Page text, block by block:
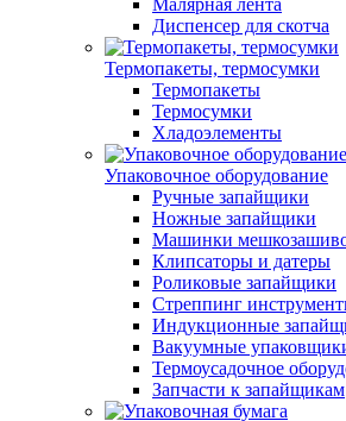
Малярная лента
Диспенсер для скотча
Термопакеты, термосумки
Термопакеты
Термосумки
Хладоэлементы
Упаковочное оборудование
Ручные запайщики
Ножные запайщики
Машинки
Клипсаторы и датеры
Роликовые запайщики
Стреппинг
Индукционные
Вакуумные
Термоусадочное
Запчасти к запайщикам